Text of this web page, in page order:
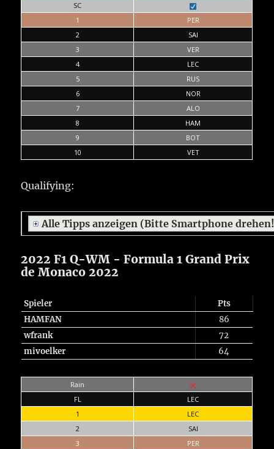
SC
1
PER
2
SAI
3
VER
4
LEC
5
RUS
6
NOR
7
ALO
8
HAM
9
BOT
10
VET
Qualifying:
Alle Tipps anzeigen (Bitte Smartphone
2022 F1 Q-WM - Formula 1 Grand Prix
de Monaco 2022
Spieler
Pts
HAMFAN
86
wfrank
72
mivoelker
64
Rain
FL
LEC
1
LEC
2
SAI
3
PER